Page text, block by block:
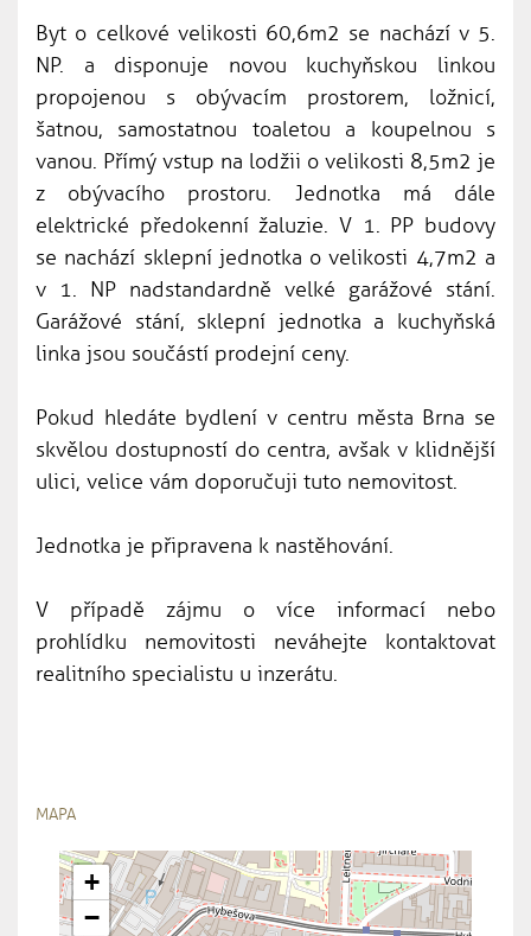
Byt o celkové velikosti 60,6m2 se nachází v 5.
NP. a disponuje novou kuchyňskou linkou
propojenou s obývacím prostorem, ložnicí,
šatnou, samostatnou toaletou a koupelnou s
vanou. Přímý vstup na lodžii o velikosti 8,5m2 je
z obývacího prostoru. Jednotka má dále
elektrické předokenní žaluzie. V 1. PP budovy
se nachází sklepní jednotka o velikosti 4,7m2 a
v 1. NP nadstandardně velké garážové stání.
Garážové stání, sklepní jednotka a kuchyňská
linka jsou součástí prodejní ceny.
Pokud hledáte bydlení v centru města Brna se
skvělou dostupností do centra, avšak v klidnější
ulici, velice vám doporučuji tuto nemovitost.
Jednotka je připravena k nastěhování.
V případě zájmu o více informací nebo
prohlídku nemovitosti neváhejte kontaktovat
realitního specialistu u inzerátu.
MAPA
+
−